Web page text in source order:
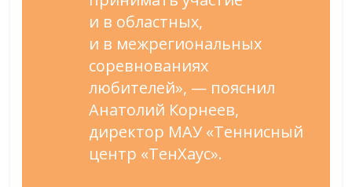
и в областных,
и в межрегиональных
соревнованиях
любителей», — пояснил
Анатолий Корнеев,
директор МАУ«Теннисный
центр «ТенХаус».